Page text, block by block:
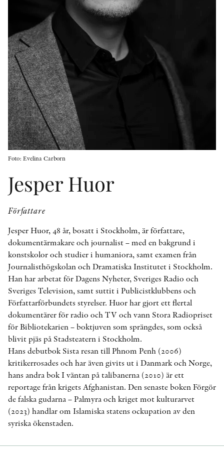
PRESSKONTAKT
Foto: Evelina Carborn
Jesper Huor
Författare
Jesper Huor, 48 år, bosatt i Stockholm, är författare,
dokumentärmakare och journalist – med en bakgrund i
konstskolor och studier i humaniora, samt examen från
Journalisthögskolan och Dramatiska Institutet i Stockholm.
Han har arbetat för Dagens Nyheter, Sveriges Radio och
Sveriges Television, samt suttit i Publicistklubbens och
Författarförbundets styrelser. Huor har gjort ett flertal
dokumentärer för radio och TV och vann Stora Radiopriset
för Bibliotekarien – boktjuven som sprängdes, som också
blivit pjäs på Stadsteatern i Stockholm.
Hans debutbok Sista resan till Phnom Penh (2006)
kritikerrosades och har även givits ut i Danmark och Norge,
hans andra bok I väntan på talibanerna (2010) är ett
reportage från krigets Afghanistan. Den senaste boken Förgör
de falska gudarna – Palmyra och kriget mot kulturarvet
(2023) handlar om Islamiska statens ockupation av den
syriska ökenstaden.